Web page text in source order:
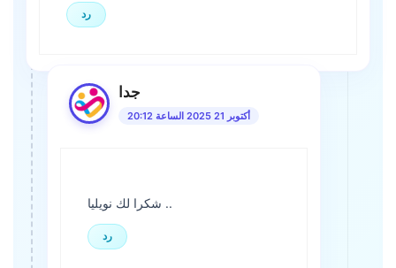
رد
جدا
أكتوبر 21 2025 الساعة 20:12
شكرا لك نويليا ..
رد